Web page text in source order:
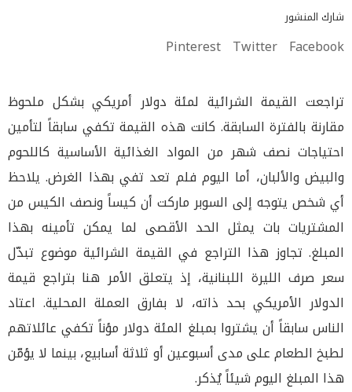
شارك المنشور
Facebook
Twitter
Pinterest
تراجعت القيمة الشرائية لمئة دولار أمريكي بشكل ملحوظ
مقارنة بالفترة السابقة. كانت هذه القيمة تكفي سابقاً لتأمين
احتياجات نصف شهر من المواد الغذائية الأساسية كاللحوم
والبيض والألبان، أما اليوم فلم تعد تفي بهذا الغرض. يلاحظ
أي شخص يتوجه إلى السوبر ماركت أن كيساً ونصف الكيس من
المشتريات بات يمثل الحد الأقصى لما يمكن تأمينه بهذا
المبلغ. تجاوز هذا التراجع في القيمة الشرائية موضوع تبدّل
سعر صرف الليرة اللبنانية، إذ يتعلق الأمر هنا بتراجع قيمة
الدولار الأمريكي بحد ذاته، لا بفارق العملة المحلية. اعتاد
الناس سابقاً أن يشتروا بمبلغ المئة دولار مؤناً تكفي عائلاتهم
لطبخ الطعام على مدى أسبوعين أو ثلاثة أسابيع، بينما لا يؤمّن
هذا المبلغ اليوم شيئاً يُذكر.